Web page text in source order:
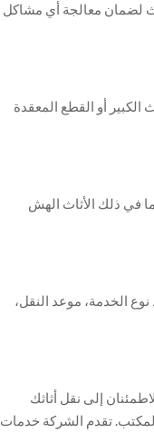
لضمان معالجة أي مشاكل
الكبير أو القطع المعقدة
في ذلك الأثاث الهش
الخدمة، موعد النقل،
إلى نقل أثاثك
تقدم الشركة خدمات